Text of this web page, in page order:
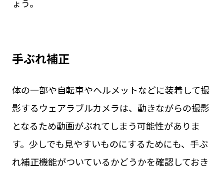
ょう。
手ぶれ補正
体の一部や自転車やヘルメットなどに装着して撮
影するウェアラブルカメラは、動きながらの撮影
となるため動画がぶれてしまう可能性がありま
す。少しでも見やすいものにするためにも、手ぶ
れ補正機能がついているかどうかを確認しておき